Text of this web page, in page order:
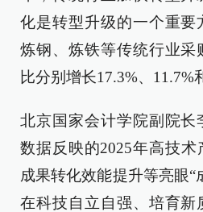
化是转型升级的一个重要
炼钢、炼铁等传统行业采
比分别增长17.3%、11.7%
北京国家会计学院副院长
数据反映的2025年高技
成果转化效能提升等亮眼“
在科技自立自强、培育新